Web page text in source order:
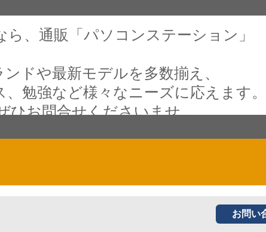
、通販「パソコンステーション」
ドや最新モデルを多数揃え、
、勉強など様々なニーズに応えます。
ひお問合せくださいませ。
お問い